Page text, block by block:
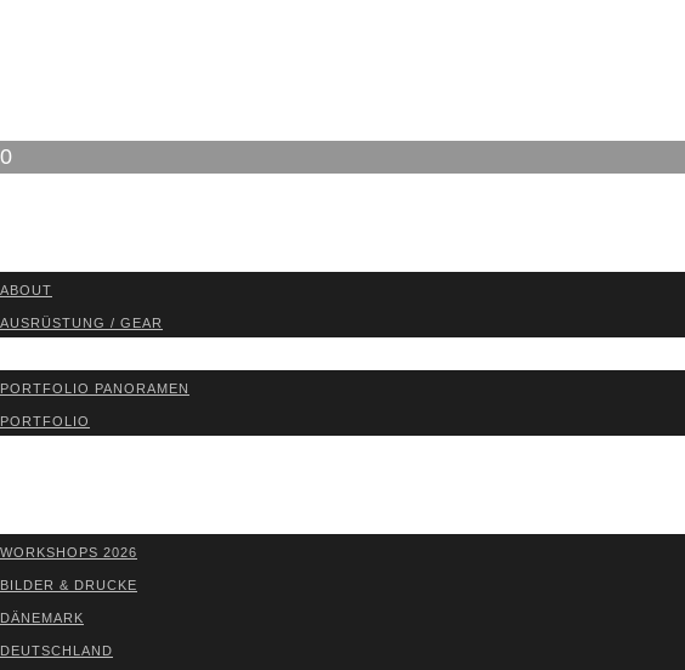
0
ABOUT
AUS­RÜS­TUNG / GEAR
PORT­FO­LIO PAN­ORA­MEN
PORT­FO­LIO
WORK­SHOPS 2026
BIL­DER & DRU­CKE
DÄNE­MARK
DEUTSCH­LAND